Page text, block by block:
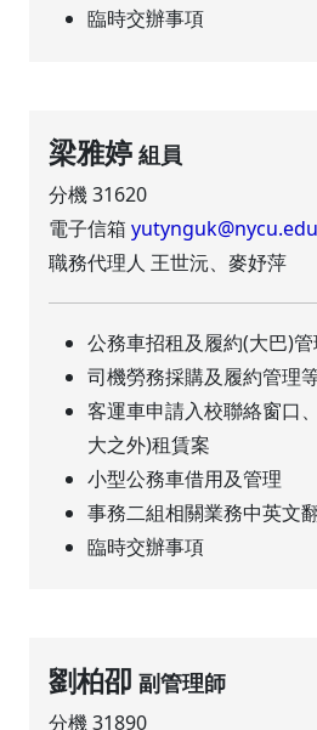
臨時交辦事項
梁雅婷 組員
分機 31620
電子信箱
職務代理人 王世沅、麥妤萍
公務車招租及履約(大巴)
司機勞務採購及履約管理
客運車申請入校聯絡窗口
大之外)租賃案
小型公務車借用及管理
事務二組相關業務中英文
臨時交辦事項
劉柏卲 副管理師
分機 31890